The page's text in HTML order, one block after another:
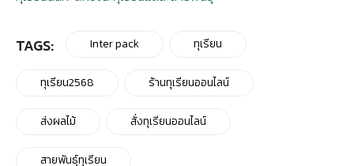
TAGS: Inter pack ทุเรียน
ทุเรียน2568 ร้านทุเรียนออนไลน์
ส่งผลไม้ สั่งทุเรียนออนไลน์
สายพันธุ์ทุเรียน